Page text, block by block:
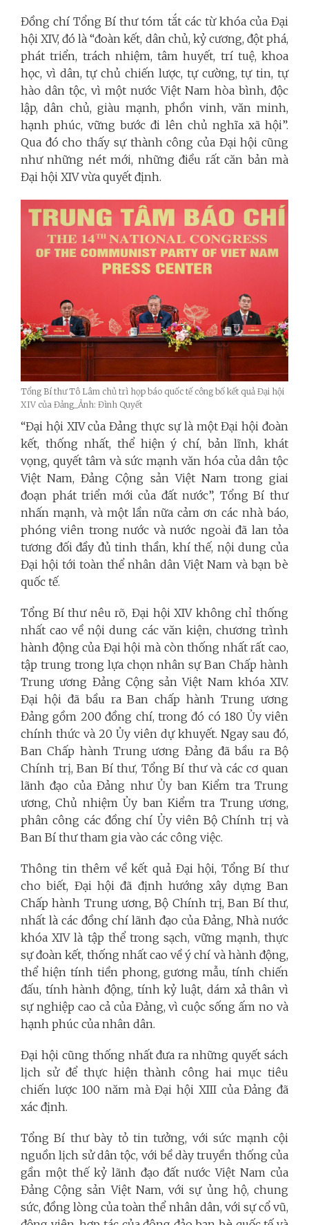
Đồng chí Tổng Bí thư tóm tắt các từ khóa của Đại
hội XIV, đó là “đoàn kết, dân chủ, kỷ cương, đột phá,
phát triển, trách nhiệm, tâm huyết, trí tuệ, khoa
học, vì dân, tự chủ chiến lược, tự cường, tự tin, tự
hào dân tộc, vì một nước Việt Nam hòa bình, độc
lập, dân chủ, giàu mạnh, phồn vinh, văn minh,
hạnh phúc, vững bước đi lên chủ nghĩa xã hội”.
Qua đó cho thấy sự thành công của Đại hội cũng
như những nét mới, những điều rất căn bản mà
Đại hội XIV vừa quyết định.
Tổng Bí thư Tô Lâm chủ trì họp báo quốc tế công bố kết quả Đại hội
XIV của Đảng_Ảnh: Đình Quyết
“Đại hội XIV của Đảng thực sự là một Đại hội đoàn
kết, thống nhất, thể hiện ý chí, bản lĩnh, khát
vọng, quyết tâm và sức mạnh văn hóa của dân tộc
Việt Nam, Đảng Cộng sản Việt Nam trong giai
đoạn phát triển mới của đất nước”, Tổng Bí thư
nhấn mạnh, và một lần nữa cảm ơn các nhà báo,
phóng viên trong nước và nước ngoài đã lan tỏa
tương đối đầy đủ tinh thần, khí thế, nội dung của
Đại hội tới toàn thể nhân dân Việt Nam và bạn bè
quốc tế.
Tổng Bí thư nêu rõ, Đại hội XIV không chỉ thống
nhất cao về nội dung các văn kiện, chương trình
hành động của Đại hội mà còn thống nhất rất cao,
tập trung trong lựa chọn nhân sự Ban Chấp hành
Trung ương Đảng Cộng sản Việt Nam khóa XIV.
Đại hội đã bầu ra Ban chấp hành Trung ương
Đảng gồm 200 đồng chí, trong đó có 180 Ủy viên
chính thức và 20 Ủy viên dự khuyết. Ngay sau đó,
Ban Chấp hành Trung ương Đảng đã bầu ra Bộ
Chính trị, Ban Bí thư, Tổng Bí thư và các cơ quan
lãnh đạo của Đảng như Ủy ban Kiểm tra Trung
ương, Chủ nhiệm Ủy ban Kiểm tra Trung ương,
phân công các đồng chí Ủy viên Bộ Chính trị và
Ban Bí thư tham gia vào các công việc.
Thông tin thêm về kết quả Đại hội, Tổng Bí thư
cho biết, Đại hội đã định hướng xây dựng Ban
Chấp hành Trung ương, Bộ Chính trị, Ban Bí thư,
nhất là các đồng chí lãnh đạo của Đảng, Nhà nước
khóa XIV là tập thể trong sạch, vững mạnh, thực
sự đoàn kết, thống nhất cao về ý chí và hành động,
thể hiện tính tiền phong, gương mẫu, tính chiến
đấu, tính hành động, tính kỷ luật, dám xả thân vì
sự nghiệp cao cả của Đảng, vì cuộc sống ấm no và
hạnh phúc của nhân dân.
Đại hội cũng thống nhất đưa ra những quyết sách
lịch sử để thực hiện thành công hai mục tiêu
chiến lược 100 năm mà Đại hội XIII của Đảng đã
xác định.
Tổng Bí thư bày tỏ tin tưởng, với sức mạnh cội
nguồn lịch sử dân tộc, với bề dày truyền thống của
gần một thế kỷ lãnh đạo đất nước Việt Nam của
Đảng Cộng sản Việt Nam, với sự ủng hộ, chung
sức, đồng lòng của toàn thể nhân dân, với sự cổ vũ,